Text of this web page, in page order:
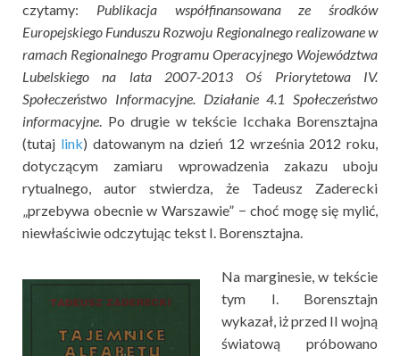
czytamy: Publikacja współfinansowana ze środków
Europejskiego Funduszu Rozwoju Regionalnego realizowane w
ramach Regionalnego Programu Operacyjnego Województwa
Lubelskiego na lata 2007-2013 Oś Priorytetowa IV.
Społeczeństwo Informacyjne. Działanie 4.1 Społeczeństwo
informacyjne. Po drugie w tekście Icchaka Borensztajna
(tutaj link) datowanym na dzień 12 września 2012 roku,
dotyczącym zamiaru wprowadzenia zakazu uboju
rytualnego, autor stwierdza, że Tadeusz Zaderecki
„przebywa obecnie w Warszawie” − choć mogę się mylić,
niewłaściwie odczytując tekst I. Borensztajna.
Na marginesie, w tekście
tym I. Borensztajn
wykazał, iż przed II wojną
światową próbowano